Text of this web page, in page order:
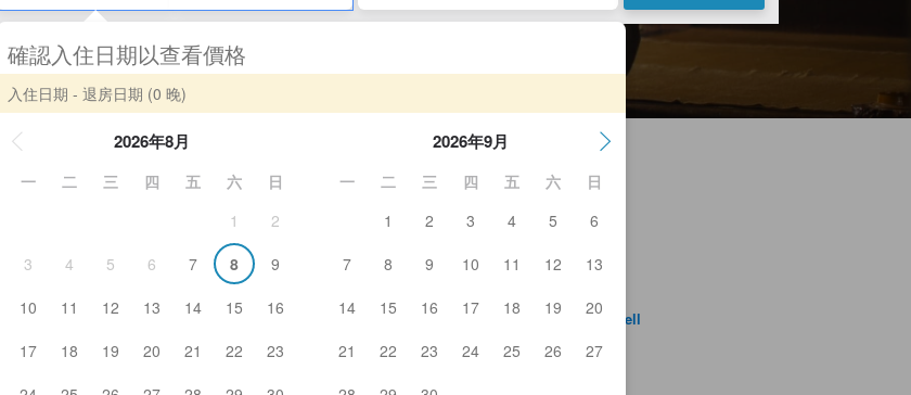
確認入住日期以查看價格
入住日期 - 退房日期 (0 晚)
2026年8月
一 二 三 四 五 六
日
1
2
3
4 5 6 7 8
9
10
11 12 13 14 15
16
17
18 19 20 21 22
23
2026年9月
一 二 三 四 五 六
日
1
2 3 4 5
6
7
8 9 10 11 12
13
14
15 16 17 18 19
20
21
22 23 24 25 26
27
酒店及日式旅館 Sun Lake
Country Club
Motosuko Resort (Shibazakura Park)
Shōji
口湖星劇場
World Heritage Center
口湖繆斯博物館
久保田藝術博物館
森林購物中心富士河口湖
Kawaguchiko Shopping Center Bell